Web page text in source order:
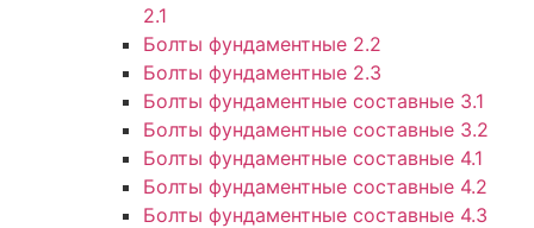
2.1
Болты фундаментные 2.2
Болты фундаментные 2.3
Болты фундаментные составные 3.1
Болты фундаментные составные 3.2
Болты фундаментные составные 4.1
Болты фундаментные составные 4.2
Болты фундаментные составные 4.3